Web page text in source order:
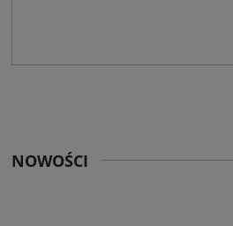
NOWOŚCI